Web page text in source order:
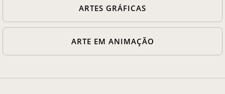
ARTES GRÁFICAS
ARTE EM ANIMAÇÃO